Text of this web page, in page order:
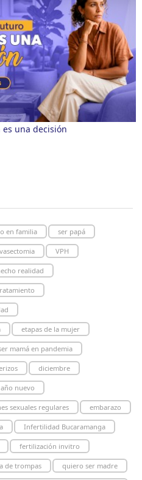
una decisión
en familia ser papá
vasectomia VPH
realidad
etapas de la mujer
mamá en pandemia
diciembre
año nuevo
sexuales regulares embarazo
Infertilidad Bucaramanga
fertilización invitro
de trompas quiero ser madre